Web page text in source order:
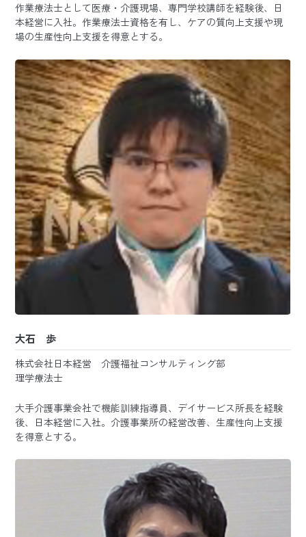
作業療法士として医療・介護現場、専門学校講師を経験後、日
本経営に入社。作業療法士資格を有し、ケアの質向上支援や現
場の生産性向上支援を得意とする。
大石 歩
株式会社日本経営 介護福祉コンサルティング部
理学療法士
大手介護事業会社で機能訓練指導員、デイサービス所長を経験
後、日本経営に入社。介護事業所の経営改善、生産性向上支援
を得意とする。